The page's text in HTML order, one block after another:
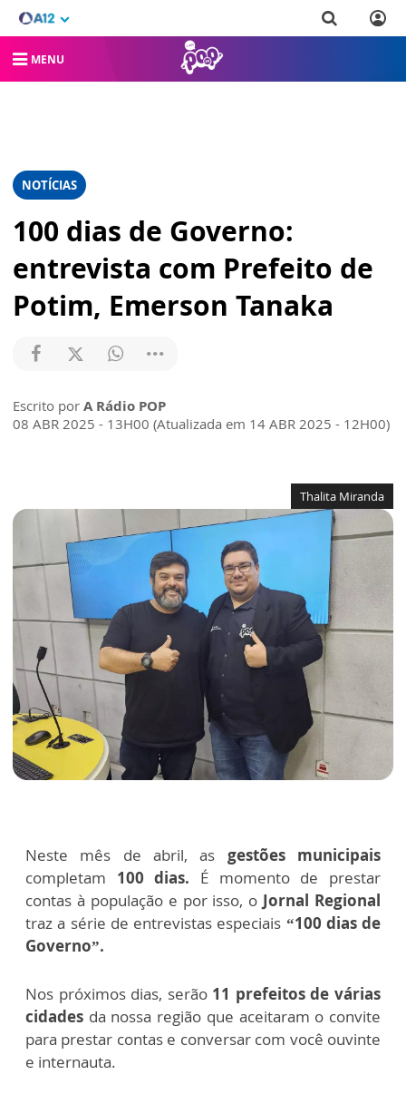
MENU
NOTÍCIAS
100 dias de Governo:
entrevista com Prefeito de
Potim, Emerson Tanaka
Escrito por A Rádio POP
08 ABR 2025 - 13H00 (Atualizada em 14 ABR 2025 - 12H00)
Thalita Miranda
Neste mês de abril, as gestões municipais
completam 100 dias. É momento de prestar
contas à população e por isso, o Jornal Regional
traz a série de entrevistas especiais “100 dias de
Governo”.
Nos próximos dias, serão 11 prefeitos de várias
cidades da nossa região que aceitaram o convite
para prestar contas e conversar com você ouvinte
e internauta.